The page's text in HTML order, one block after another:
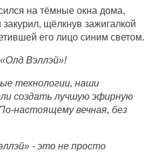
на тёмные окна дома,
щёлкнув зажигалкой
его лицо синим светом.
Вэллэй»!
технологии, наши
создать лучшую эфирную
настоящему вечная, без
- это не просто